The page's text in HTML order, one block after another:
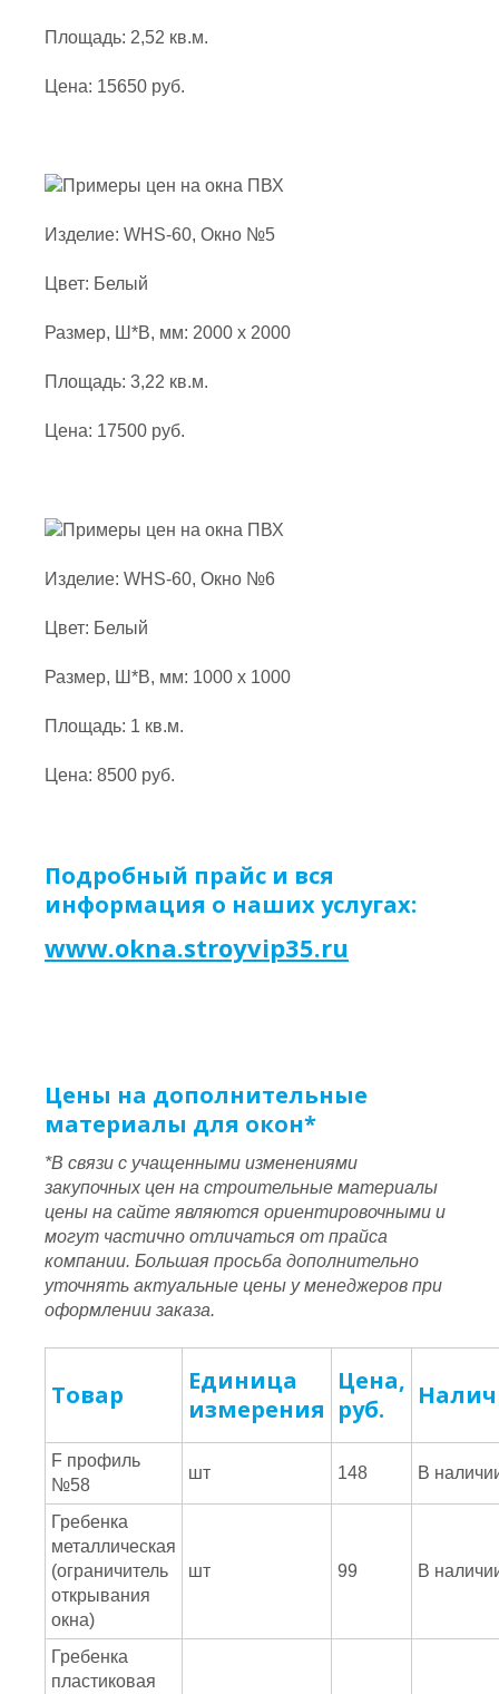
Площадь: 2,52 кв.м.
Цена: 15650 руб.
Изделие: WHS-60, Окно №5
Цвет: Белый
Размер, Ш*В, мм: 2000 x 2000
Площадь: 3,22 кв.м.
Цена: 17500 руб.
Изделие: WHS-60, Окно №6
Цвет: Белый
Размер, Ш*В, мм: 1000 x 1000
Площадь: 1 кв.м.
Цена: 8500 руб.
Подробный прайс и вся
информация о наших услугах:
www.okna.stroyvip35.ru
Цены на дополнительные
материалы для окон*
*В связи с учащенными изменениями
закупочных цен на строительные материалы
цены на сайте являются ориентировочными и
могут частично отличаться от прайса
компании. Большая просьба дополнительно
уточнять актуальные цены у менеджеров при
оформлении заказа.
Товар
Единица
измерения
Цена,
руб.
F профиль
№58
шт 148 В
Гребенка
металлическая
(ограничитель
открывания
окна)
шт 99 В
Гребенка
пластиковая